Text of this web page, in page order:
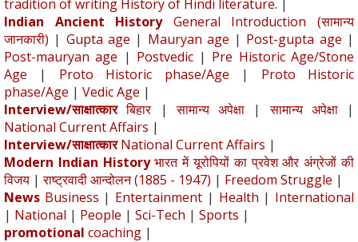
tradition of writing History of Hindi literature. |
Indian Ancient History
General Introduction (सामान्य
जानकारी) | Gupta age | Mauryan age | Post-gupta age |
Post-mauryan age | Postvedic| Pre Historic Age/Stone
Age | Proto Historic phase/Age | Proto Historic
phase/Age | Vedic Age |
Interview/साक्षात्कार बिहार |सामान्य अपेक्षा |सामान्य अपेक्षा
|
National Current Affairs |
Interview/साक्षात्कार National Current Affairs |
Modern Indian History भारत में यूरोपियों का प्रवेश और अंग्रेजों की
विजय |राष्ट्रवादी आन्दोलन (1885 - 1947) | Freedom Struggle |
News Business | Entertainment | Health | International
| National | People | Sci-Tech | Sports |
promotional coaching |